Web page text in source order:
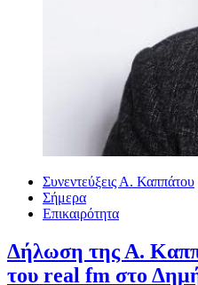
Συνεντεύξεις Α. Καππάτου
Σήμερα
Επικαιρότητα
Δήλωση της Α.
του real fm στο